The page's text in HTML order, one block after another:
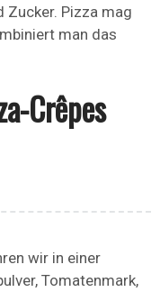
Zucker. Pizza mag
man das
Crêpes
wir in einer
Tomatenmark,